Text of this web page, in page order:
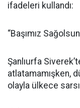
ifadeleri kullandı:
“Başımız Sağolsun
Şanlıurfa
atlatamamışken,
olayla ülkece